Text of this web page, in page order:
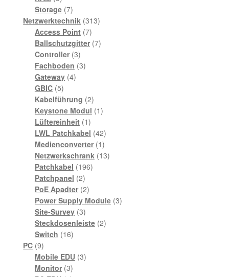
Produkte
Storage 77
Produkte
Netzwerktechnik 313313
Access Point 77
Produkte
Ballschutzgitter 77
Controller 33
Produkte
Fachboden 33
Gateway 44
GBIC 55
Produkte
Kabelführung 22
Produkte
Keystone Modul 11
Lüftereinheit 11
Produkt
LWL Patchkabel 4242
Produkte
Medienconverter 11
Produkt
Netzwerkschrank 1313
Patchkabel 196196
Patchpanel 22
Produkte
PoE Apadter 22
Produkte
Power Supply Module 33
Site-Survey 33
Produkte
Steckdosenleiste 22
Switch 1616
PC 99
Produkte
Mobile EDU 33
Monitor 33